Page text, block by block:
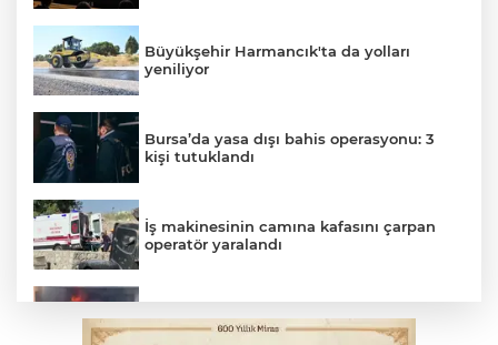
Büyükşehir Harmancık'ta da yolları
yeniliyor
Bursa’da yasa dışı bahis operasyonu: 3
kişi tutuklandı
İş makinesinin camına kafasını çarpan
operatör yaralandı
sıçrayan alevler söndürüldü